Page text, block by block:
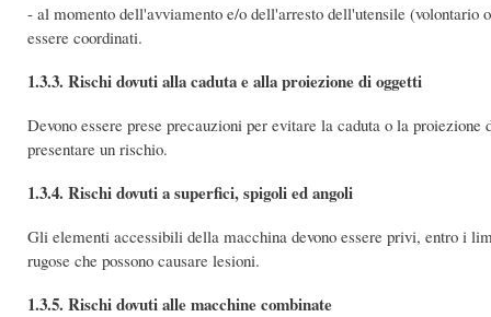
- al momento dell'avviamento e/o dell'arresto dell'utensile
essere coordinati.
1.3.3. Rischi dovuti alla caduta e alla proiezione di oggetti
Devono essere prese precauzioni per evitare la caduta o la
presentare un rischio.
1.3.4. Rischi dovuti a superfici, spigoli ed angoli
Gli elementi accessibili della macchina devono essere privi, entro i
rugose che possono causare lesioni.
1.3.5. Rischi dovuti alle macchine combinate